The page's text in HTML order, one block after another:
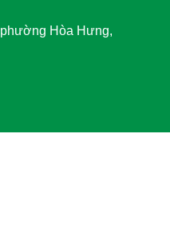
phường Hòa Hưng,